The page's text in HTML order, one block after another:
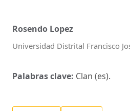
Rosendo Lopez
Universidad Distrital Francisco
Palabras clave: Clan (es).